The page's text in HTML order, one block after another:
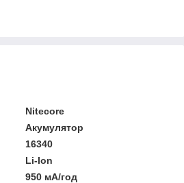
Nitecore
Акумулятор
16340
Li-Ion
950 мА/год